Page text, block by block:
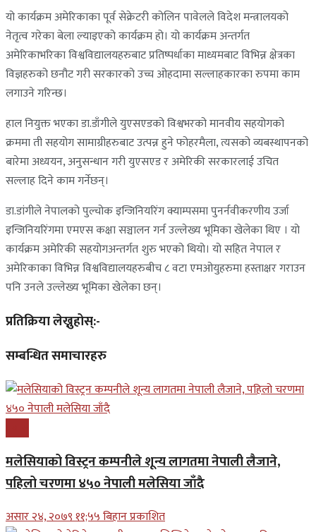
यो कार्यक्रम अमेरिकाका पूर्व सेक्रेटरी कोलिन पावेलले विदेश मन्त्रालयको
नेतृत्व गरेका बेला ल्याइएको कार्यक्रम हो। यो कार्यक्रम अन्तर्गत
अमेरिकाभरिका विश्वविद्यालयहरुबाट प्रतिष्पर्धाका माध्यमबाट विभिन्न क्षेत्रका
विज्ञहरुको छनौट गरी सरकारको उच्च ओहदामा सल्लाहकारका रुपमा काम
लगाउने गरिन्छ।
हाल नियुक्त भएका डा.डाँगीले युएसएडको विश्वभरको मानवीय सहयोगको
क्रममा ती सहयोग सामाग्रीहरुबाट उत्पन्न हुने फोहरमैला, त्यसको व्यबस्थापनको
बारेमा अध्ययन, अनुसन्धान गरी युएसएड र अमेरिकी सरकारलाई उचित
सल्लाह दिने काम गर्नेछन्।
डा.डांगीले नेपालको पुल्चोक इन्जिनियरिंग क्याम्पसमा पुनर्नवीकरणीय उर्जा
इन्जिनियरिंगमा एमएस कक्षा सञ्चालन गर्न उल्लेख्य भूमिका खेलेका थिए । यो
कार्यक्रम अमेरिकी सहयोगअन्तर्गत शुरु भएको थियो। यो सहित नेपाल र
अमेरिकाका विभिन्न विश्वविद्यालयहरुबीच ८ वटा एमओयुहरुमा हस्ताक्षर गराउन
पनि उनले उल्लेख्य भूमिका खेलेका छन्।
प्रतिक्रिया लेख्नुहोस्:-
सम्बन्धित समाचारहरु
मलेसियाको विस्ट्रन कम्पनीले शून्य लागतमा नेपाली लैजाने,
पहिलो चरणमा ४५० नेपाली मलेसिया जाँदै
असार २४, २०७९ ११;५५ बिहान प्रकाशित